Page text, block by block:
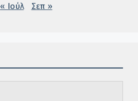
« Ιούλ Σεπ »